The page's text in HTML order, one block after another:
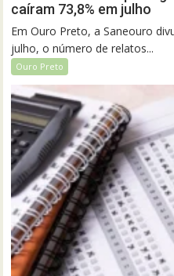
caíram 73,8% em julho
Em Ouro Preto, a Saneouro
julho, o número de relatos...
Ouro Preto